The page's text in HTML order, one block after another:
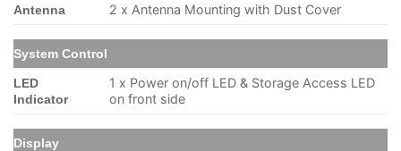
Antenna 2 x Antenna Mounting with Dust Cover
System Control
LED
Indicator
1 x Power on/off LED & Storage Access LED
on front side
Display